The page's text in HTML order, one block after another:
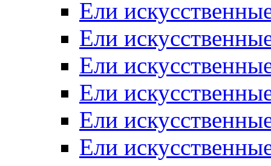
Ели
Ели
Ели
Ели
Ели
Ели